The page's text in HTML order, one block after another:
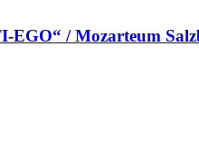
EGO“ / Mozarteum